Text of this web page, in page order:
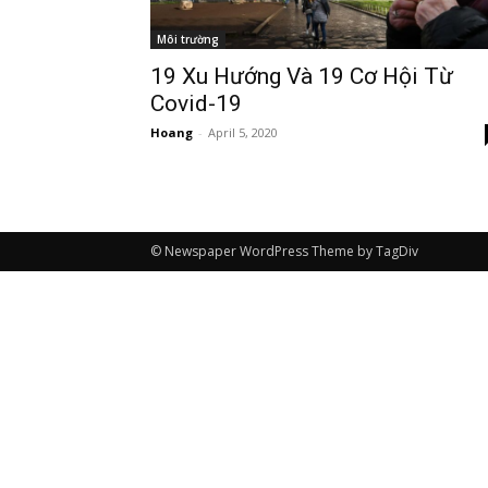
Môi trường
19 Xu Hướng Và 19 Cơ Hội Từ
Covid-19
Hoang - April 5, 2020
© Newspaper WordPress Theme by TagDiv